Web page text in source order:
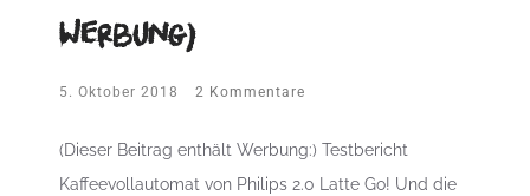
Werbung)
5. Oktober 2018 2 Kommentare
(Dieser Beitrag enthält Werbung:) Testbericht
Kaffeevollautomat von Philips 2.0 Latte Go! Und die